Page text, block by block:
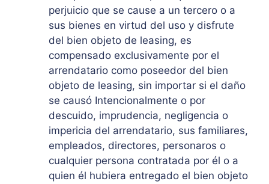
perjuicio que se cause a un tercero o a
sus bienes en virtud del uso y disfrute
del bien objeto de leasing, es
compensado exclusivamente por el
arrendatario como poseedor del bien
objeto de leasing, sin importar si el daño
se causó Intencionalmente o por
descuido, imprudencia, negligencia o
impericia del arrendatario, sus familiares,
empleados, directores, personaros o
cualquier persona contratada por él o a
quien él hubiera entregado el bien objeto